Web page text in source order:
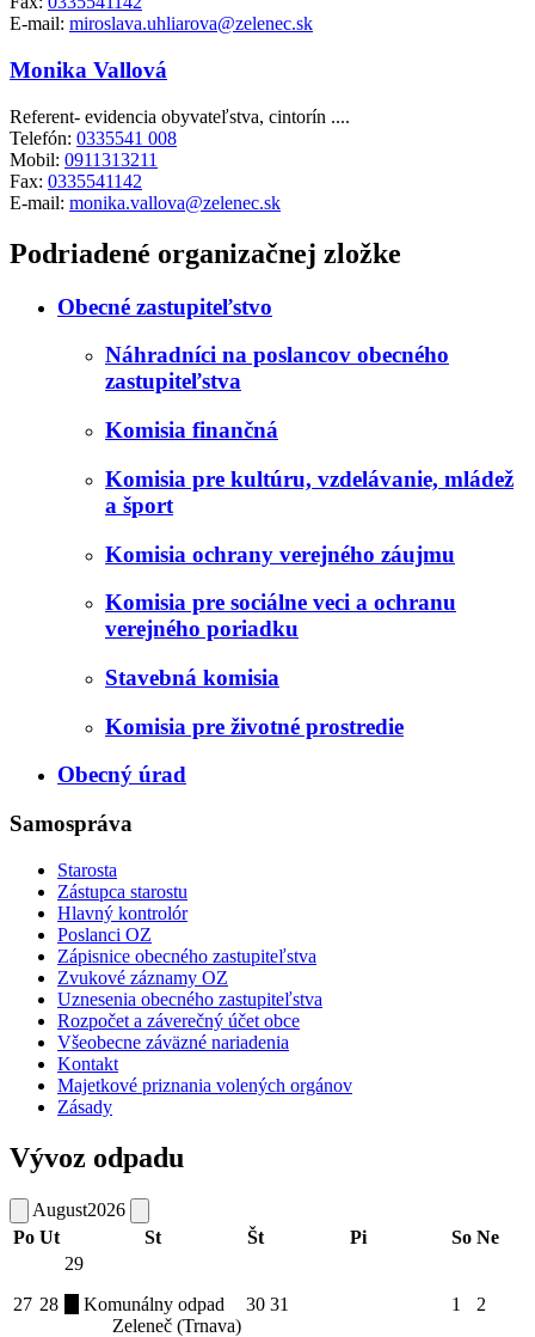
E-mail: miroslava.uhliarova@zelenec.sk
Monika Vallová
Referent- evidencia obyvateľstva, cintorín ....
Telefón: 0335541 008
Mobil: 0911313211
Fax: 0335541142
E-mail: monika.vallova@zelenec.sk
Podriadené organizačnej zložke
Obecné zastupiteľstvo
Náhradníci na poslancov obecného
zastupiteľstva
Komisia finančná
Komisia pre kultúru, vzdelávanie, mládež
a šport
Komisia ochrany verejného záujmu
Komisia pre sociálne veci a ochranu
verejného poriadku
Stavebná komisia
Komisia pre životné prostredie
Obecný úrad
Samospráva
Starosta
Zástupca starostu
Hlavný kontrolór
Poslanci OZ
Zápisnice obecného zastupiteľstva
Zvukové záznamy OZ
Uznesenia obecného zastupiteľstva
Rozpočet a záverečný účet obce
Všeobecne záväzné nariadenia
Kontakt
Majetkové priznania volených orgánov
Zásady
Vývoz odpadu
August2026
Po Ut St Št Pi So Ne
27 28
29
Komunálny odpad
Zeleneč (Trnava)
30 31 1 2